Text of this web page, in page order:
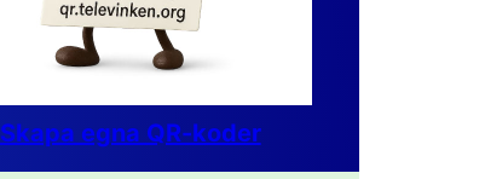
Skapa egna QR-koder